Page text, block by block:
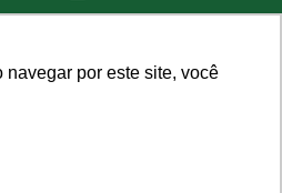
por este site, você